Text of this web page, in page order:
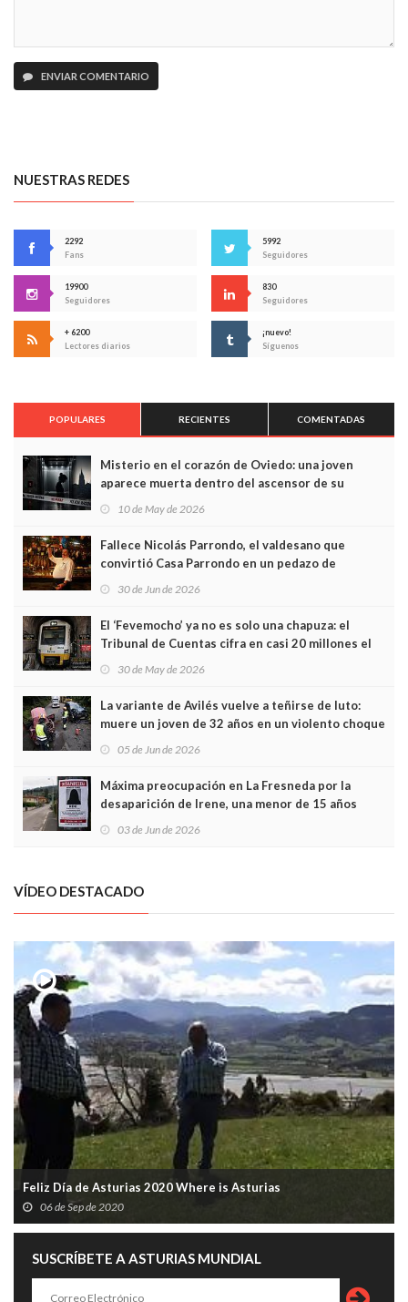
ENVIAR COMENTARIO
NUESTRAS REDES
2292
Fans
5992
Seguidores
19900
Seguidores
830
Seguidores
+ 6200
Lectores diarios
¡nuevo!
Síguenos
POPULARES RECIENTES COMENTADAS
Misterio en el corazón de Oviedo: una joven
aparece muerta dentro del ascensor de su
edificio y las cámaras captan sus últimos minutos
10 de May de 2026
Fallece Nicolás Parrondo, el valdesano que
convirtió Casa Parrondo en un pedazo de
Asturias en Madrid
30 de Jun de 2026
El ‘Fevemocho’ ya no es solo una chapuza: el
Tribunal de Cuentas cifra en casi 20 millones el
sobrecoste de los trenes que no cabían por los
30 de May de 2026
La variante de Avilés vuelve a teñirse de luto:
muere un joven de 32 años en un violento choque
frontal
05 de Jun de 2026
Máxima preocupación en La Fresneda por la
desaparición de Irene, una menor de 15 años
03 de Jun de 2026
VÍDEO DESTACADO
Feliz Día de Asturias 2020 Where is Asturias
06 de Sep de 2020
SUSCRÍBETE A ASTURIAS MUNDIAL